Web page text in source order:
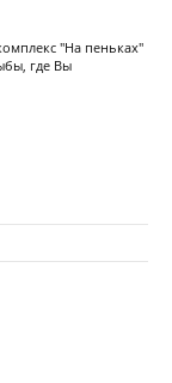
"На пеньках"
где Вы